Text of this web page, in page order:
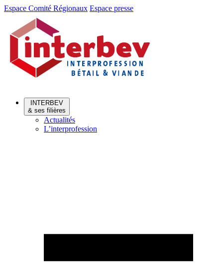
Aller
Aller
contenu
Espace Comité Régionaux Espace presse
INTERBEV
& ses filières
Actualités
L’interprofession